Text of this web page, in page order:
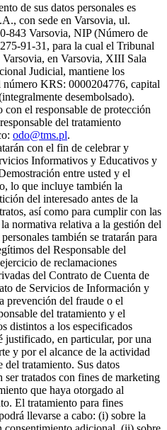
de sus datos personales es
con sede en Varsovia, ul.
843 Varsovia, NIP (Número de
91-31, para la cual el Tribunal
en Varsovia, XIII Sala
Judicial, mantiene los
número KRS: 0000204776, capital
desembolsado).
con el responsable de protección
del tratamiento
odo@tms.pl.
con el fin de celebrar y
Informativos y Educativos y
entre usted y el
lo que incluye también la
del interesado antes de la
así como para cumplir con las
normativa relativa a la gestión del
también se tratarán para
del Responsable del
de reclamaciones
del Contrato de Cuenta de
de Servicios de Información y
prevención del fraude o el
del tratamiento y el
distintos a los especificados
justificado, en particular, por una
y por el alcance de la actividad
del tratamiento. Sus datos
ser tratados con fines de marketing
que haya otorgado al
El tratamiento para fines
llevarse a cabo: (i) sobre la